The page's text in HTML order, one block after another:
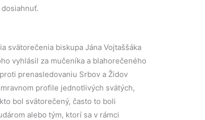
svätorečenia biskupa Jána Vojtaššáka
vyhlásil za mučeníka a blahorečeného
prenasledovaniu Srbov a Židov
profile jednotlivých svätých,
bol svätorečený, často to boli
alebo tým, ktorí sa v rámci